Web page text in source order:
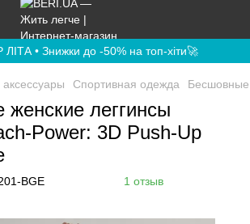
• Знижки до -50% на топ-хіти🚀
Спортивная одежда Бесшовные
леггинсы
Power: 3D Push-Up
BGE 1 отзыв